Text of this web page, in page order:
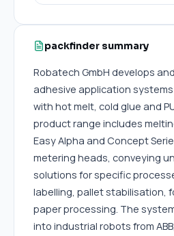
packfinder summary
Robatech GmbH develops
adhesive application
with hot melt, cold glue and
product range includes
Easy Alpha and Concept
metering heads, conveying
solutions for specific
labelling, pallet stabilisation,
paper processing. The
into industrial robots from